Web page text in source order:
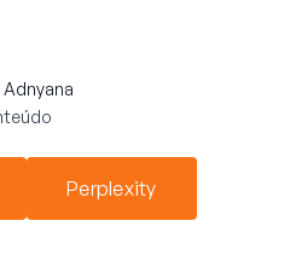
Adnyana
Perplexity